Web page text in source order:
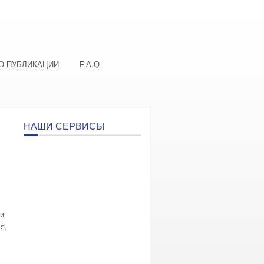
ПУБЛИКАЦИИ F.A.Q.
НАШИ СЕРВИСЫ